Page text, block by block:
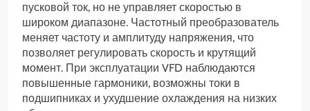
пусковой ток, но не управляет скоростью в
широком диапазоне. Частотный преобразователь
меняет частоту и амплитуду напряжения, что
позволяет регулировать скорость и крутящий
момент. При эксплуатации VFD наблюдаются
повышенные гармоники, возможны токи в
подшипниках и ухудшение охлаждения на низких